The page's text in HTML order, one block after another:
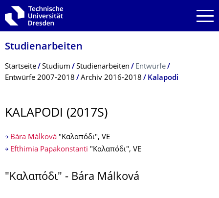
Zur Hauptnavigation springen
Zur Suche springen
Zum Inhalt springen
Studienarbeiten
Breadcrumb-Menü
Startseite Studium Studienarbeiten
Entwürfe
Entwürfe 2007-2018
Archiv 2016-2018 Kalapodi
KALAPODI (2017S)
Bára Málková"Καλαπόδι", VE
Efthimia Papakonstanti "Καλαπόδι", VE
"Καλαπόδι" - Bára Málková